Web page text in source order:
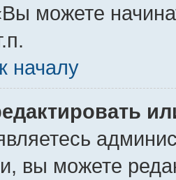
можете
началу
вы можете